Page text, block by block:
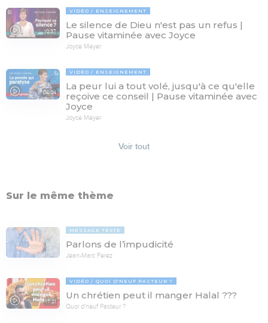
10:37
VIDÉO ENSEIGNEMENT
Le silence de Dieu n'est pas un refus |
Pause vitaminée avec Joyce
Joyce Meyer
04:04
VIDÉO ENSEIGNEMENT
La peur lui a tout volé, jusqu'à ce qu'elle
reçoive ce conseil | Pause vitaminée avec
Joyce
Joyce Meyer
Voir tout
Sur le même thème
MESSAGE TEXTE
Parlons de l’impudicité
Jean-Marc Ferez
17:21
VIDÉO QUOI D'NEUF PASTEUR ?
Un chrétien peut il manger Halal ???
Quoi d'neuf Pasteur ?